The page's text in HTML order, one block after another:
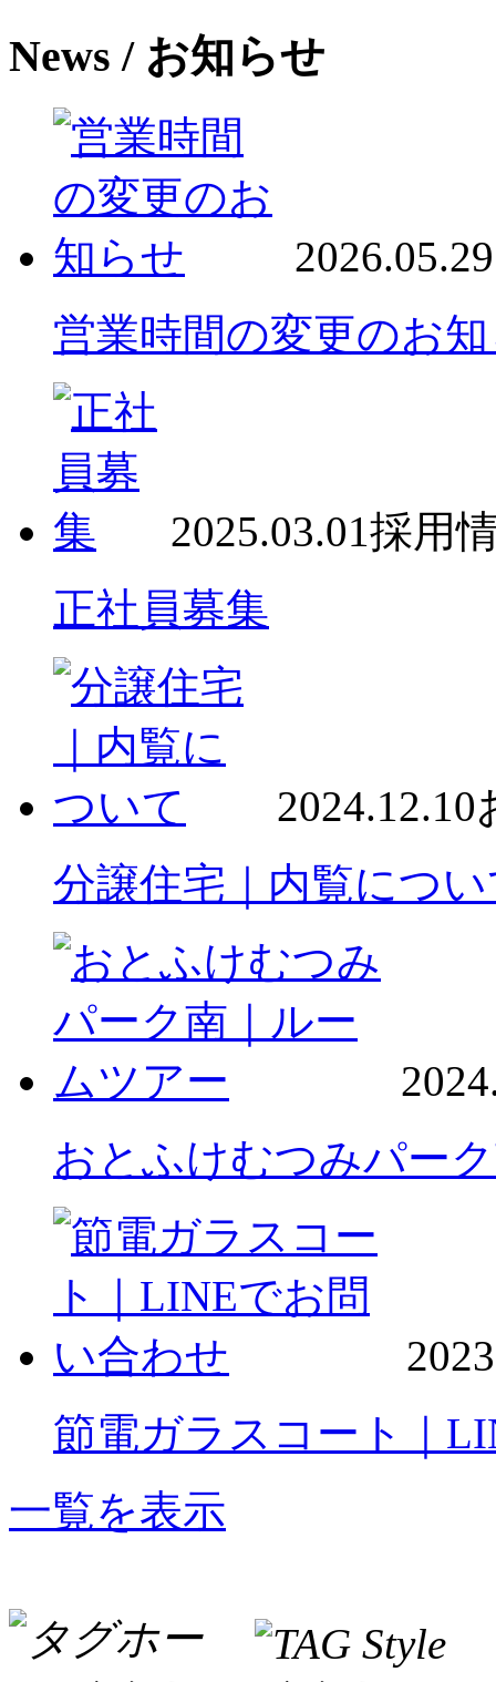
News / お知らせ
2026.05.29
営業時間の変更のお
2025.03.01採用
正社員募集
2024.12.10
分譲住宅｜内覧につ
おとふけむつみパー
節電ガラスコート｜
一覧を表示